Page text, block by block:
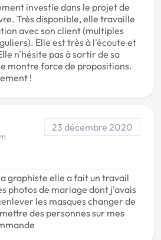
investie dans le projet de
Très disponible, elle travaille
avec son client (multiples
Elle est très à l'écoute et
n'hésite pas à sortir de sa
montre force de propositions.
!
23 décembre 2020
graphiste elle a fait un travail
photos de mariage dont j'avais
les masques changer de
des personnes sur mes